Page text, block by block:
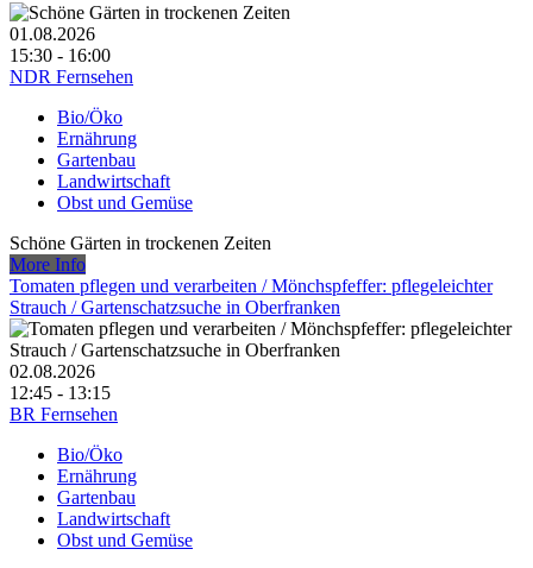
01.08.2026
15:30 - 16:00
NDR Fernsehen
Bio/Öko
Ernährung
Gartenbau
Landwirtschaft
Obst und Gemüse
Schöne Gärten in trockenen Zeiten
More Info
Tomaten pflegen und verarbeiten /​ Mönchspfeffer: pflegeleichter
Strauch /​ Gartenschatzsuche in Oberfranken
02.08.2026
12:45 - 13:15
BR Fernsehen
Bio/Öko
Ernährung
Gartenbau
Landwirtschaft
Obst und Gemüse